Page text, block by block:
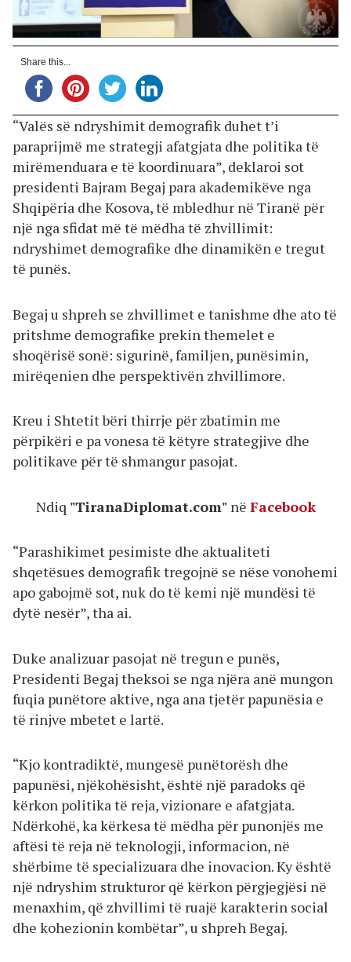
Share this...
“Valës së ndryshimit demografik duhet t’i
paraprijmë me strategji afatgjata dhe politika të
mirëmenduara e të koordinuara”, deklaroi sot
presidenti Bajram Begaj para akademikëve nga
Shqipëria dhe Kosova, të mbledhur në Tiranë për
një nga sfidat më të mëdha të zhvillimit:
ndryshimet demografike dhe dinamikën e tregut
të punës.
Begaj u shpreh se zhvillimet e tanishme dhe ato të
pritshme demografike prekin themelet e
shoqërisë sonë: sigurinë, familjen, punësimin,
mirëqenien dhe perspektivën zhvillimore.
Kreu i Shtetit bëri thirrje për zbatimin me
përpikëri e pa vonesa të këtyre strategjive dhe
politikave për të shmangur pasojat.
Ndiq "TiranaDiplomat.com" në Facebook
“Parashikimet pesimiste dhe aktualiteti
shqetësues demografik tregojnë se nëse vonohemi
apo gabojmë sot, nuk do të kemi një mundësi të
dytë nesër”, tha ai.
Duke analizuar pasojat në tregun e punës,
Presidenti Begaj theksoi se nga njëra anë mungon
fuqia punëtore aktive, nga ana tjetër papunësia e
të rinjve mbetet e lartë.
“Kjo kontradiktë, mungesë punëtorësh dhe
papunësi, njëkohësisht, është një paradoks që
kërkon politika të reja, vizionare e afatgjata.
Ndërkohë, ka kërkesa të mëdha për punonjës me
aftësi të reja në teknologji, informacion, në
shërbime të specializuara dhe inovacion. Ky është
një ndryshim strukturor që kërkon përgjegjësi në
menaxhim, që zhvillimi të ruajë karakterin social
dhe kohezionin kombëtar”, u shpreh Begaj.